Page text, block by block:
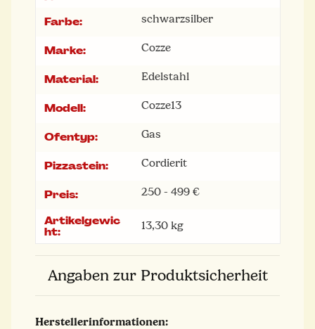
Farbe: schwarzsilber
Marke: Cozze
Material: Edelstahl
Modell: Cozze13
Ofentyp: Gas
Pizzastein: Cordierit
Preis: 250 - 499 €
Artikelgewic
ht:
13,30 kg
Angaben zur Produktsicherheit
Herstellerinformationen: